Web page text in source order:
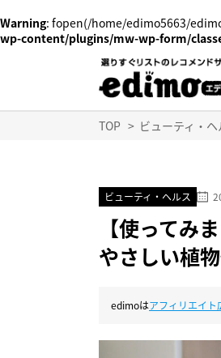
Warning: fopen(/home/edimo5663/
wp-content/plugins/mw-wp-form/
TOP > ビューティ・ヘ
ビューティ・ヘルス
【使ってみ
やさしい植
edimoはアフィリエイト